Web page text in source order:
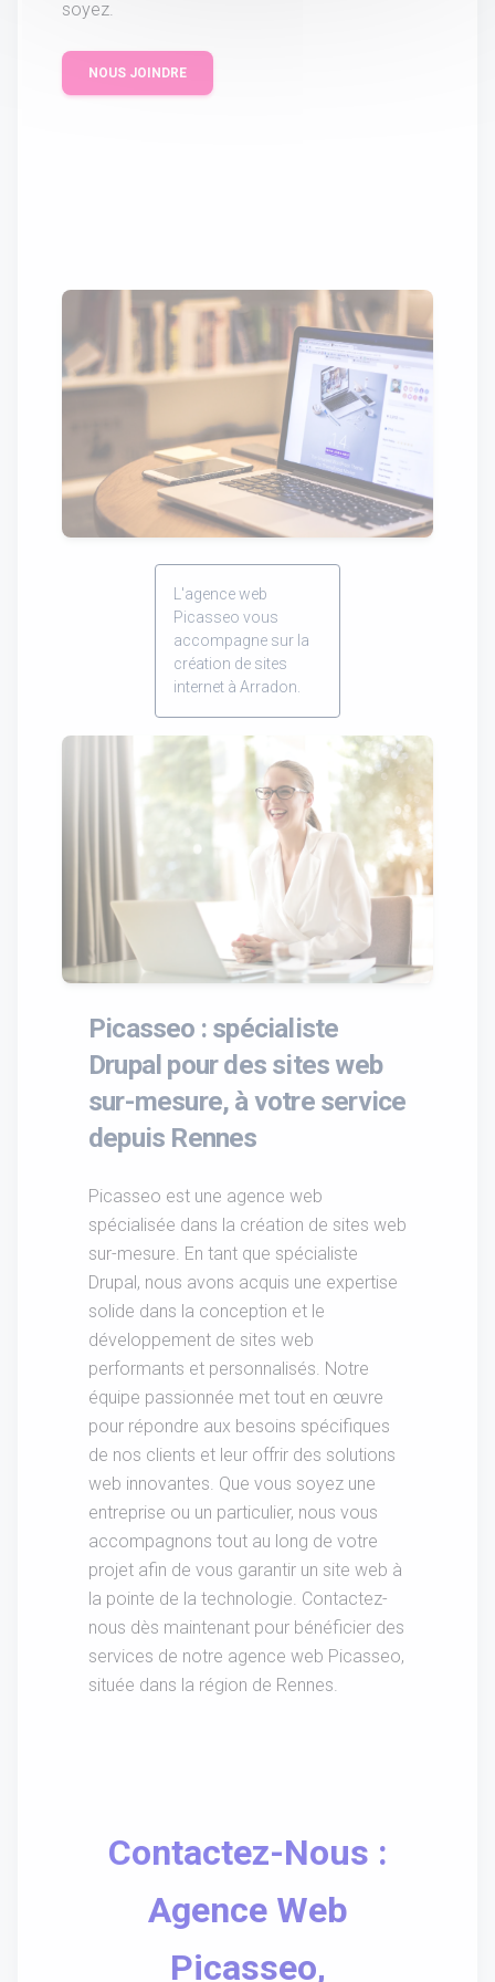
soyez.
NOUS JOINDRE
L'agence web
Picasseo vous
accompagne sur la
création de sites
internet à Arradon.
Picasseo : spécialiste
Drupal pour des sites web
sur-mesure, à votre service
depuis Rennes
Picasseo est une agence web
spécialisée dans la création de sites web
sur-mesure. En tant que spécialiste
Drupal, nous avons acquis une expertise
solide dans la conception et le
développement de sites web
performants et personnalisés. Notre
équipe passionnée met tout en œuvre
pour répondre aux besoins spécifiques
de nos clients et leur offrir des solutions
web innovantes. Que vous soyez une
entreprise ou un particulier, nous vous
accompagnons tout au long de votre
projet afin de vous garantir un site web à
la pointe de la technologie. Contactez-
nous dès maintenant pour bénéficier des
services de notre agence web Picasseo,
située dans la région de Rennes.
Contactez-Nous :
Agence Web
Picasseo,